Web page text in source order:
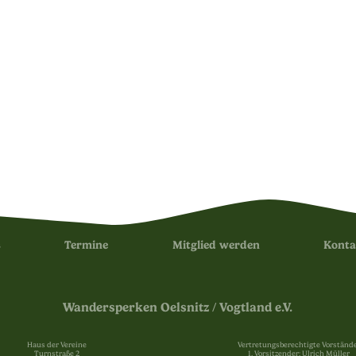
Termine Mitglied werden
Wandersperken Oelsnitz / Vogtland e.V.
Haus der Vereine
Turnstraße 2
Vertretungsberechtigte
1. Vorsitzender: Ulrich Müller